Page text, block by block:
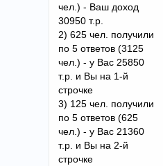
чел.) - Ваш доход
30950 т.р.
2) 625 чел. получили
по 5 ответов (3125
чел.) - у Вас 25850
т.р. и Вы на 1-й
строчке
3) 125 чел. получили
по 5 ответов (625
чел.) - у Вас 21360
т.р. и Вы на 2-й
строчке